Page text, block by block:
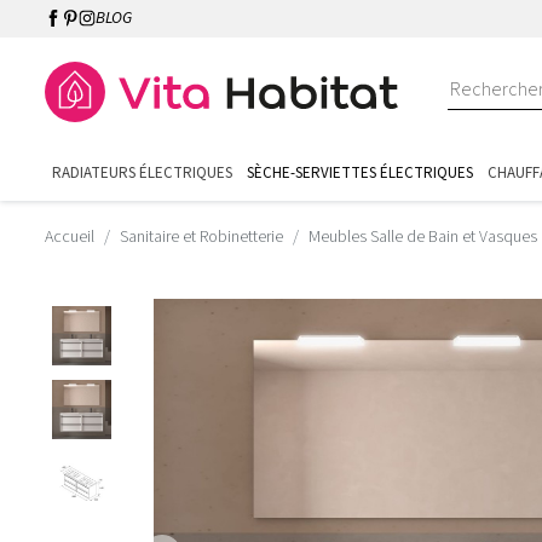
BLOG
RADIATEURS ÉLECTRIQUES SÈCHE-SERVIETTES ÉLECTRIQUES
Accueil Sanitaire et Robinetterie Meubles Salle de Bain et Vasques